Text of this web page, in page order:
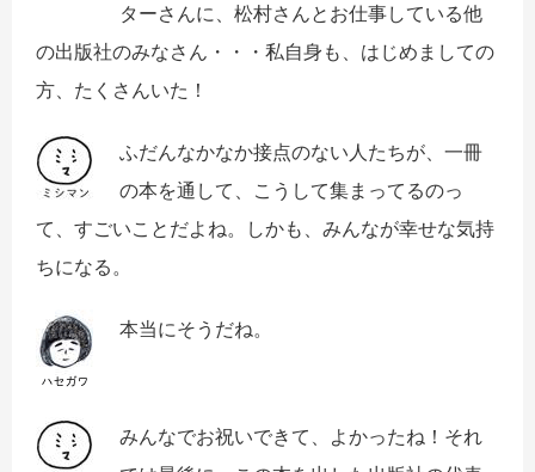
ターさんに、松村さんとお仕事している他
の出版社のみなさん・・・私自身も、はじめましての
方、たくさんいた！
ふだんなかなか接点のない人たちが、一冊
の本を通して、こうして集まってるのっ
て、すごいことだよね。しかも、みんなが幸せな気持
ちになる。
本当にそうだね。
みんなでお祝いできて、よかったね！それ